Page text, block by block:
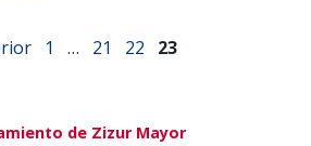
1 … 21 22 23
de Zizur Mayor